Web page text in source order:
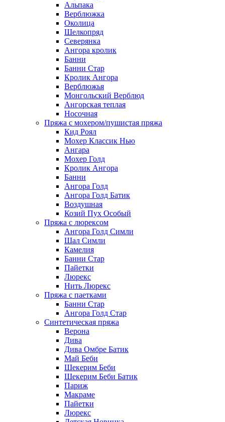
Альпака
Верблюжка
Околица
Шелкопряд
Северянка
Ангора кролик
Банни
Банни Стар
Кролик Ангора
Верблюжья
Монгольский Верблюд
Ангорская теплая
Носочная
Пряжа с мохером/пушистая пряжа
Кид Роял
Мохер Классик Нью
Ангара
Мохер Голд
Кролик Ангора
Банни
Ангора Голд
Ангора Голд Батик
Воздушная
Козий Пух Особый
Пряжа с люрексом
Ангора Голд Симли
Шал Симли
Камелия
Банни Стар
Пайетки
Люрекс
Нить Люрекс
Пряжа с паетками
Банни Стар
Ангора Голд Стар
Синтетическая пряжа
Верона
Дива
Дива Омбре Батик
Май Беби
Шекерим Беби
Шекерим Беби Батик
Париж
Макраме
Пайетки
Люрекс